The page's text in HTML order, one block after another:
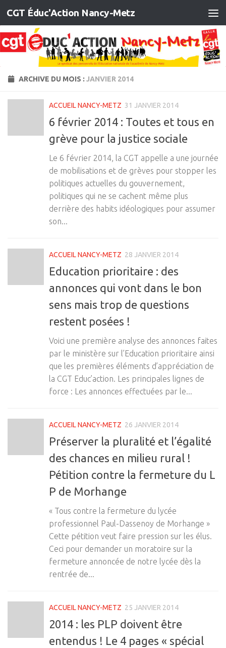
Skip to content
CGT Éduc'Action Nancy-Metz
ARCHIVE DU MOIS : JANVIER 2014
ACCUEIL NANCY-METZ 31 JANVIER 2014
6 février 2014 : Toutes et tous en
grève pour la justice sociale
Le 6 février 2014, la CGT appelle a une journée
de mobilisations et de grèves pour stopper les
politiques actuelles du gouvernement,
politiques qui ne se cachent même plus
derrière des habits idéologiques pour assumer
son...
ACCUEIL NANCY-METZ 28 JANVIER 2014
Education prioritaire : des
annonces qui vont dans le bon
sens mais trop de questions
restent posées !
Voici une première analyse des annonces faites
par le ministère sur l’Education prioritaire ainsi
que les premières éléments d’appréciation de
la CGT Educ’action. Les principales lignes de
force : Les annonces effectuées par le...
ACCUEIL NANCY-METZ 26 JANVIER 2014
Préserver la pluralité et l’égalité
des chances en milieu rural !
Pétition contre la fermeture du L
P de Morhange
« Tous contre la fermeture du lycée
professionnel Paul-Dassenoy de Morhange »
Cette pétition veut faire pression sur les élus.
Ceci pour demander un moratoire sur la
fermeture annoncée de notre lycée dès la
rentrée de...
ACCUEIL NANCY-METZ 25 JANVIER 2014
2014 : les PLP doivent être
entendus ! Le 4 pages « spécial